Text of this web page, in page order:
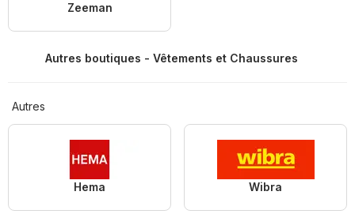
Zeeman
Autres boutiques - Vêtements et Chaussures
Autres
Hema Wibra